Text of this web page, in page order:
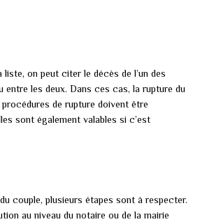
on peut citer le décès de l’un des
entre les deux. Dans ces cas, la rupture du
de rupture doivent être
sont également valables si c’est
couple, plusieurs étapes sont à respecter.
au niveau du notaire ou de la mairie